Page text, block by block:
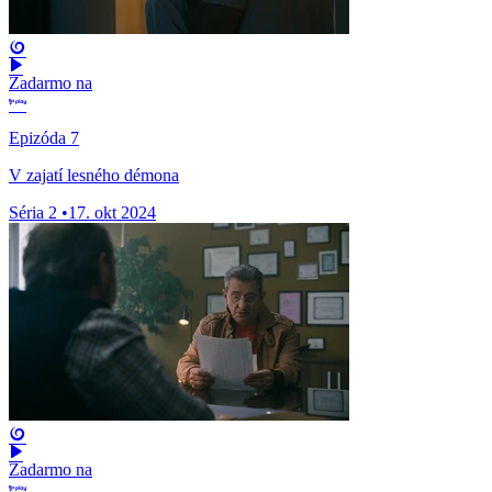
Zadarmo na
Epizóda 7
V zajatí lesného démona
Séria 2 •17. okt 2024
Zadarmo na